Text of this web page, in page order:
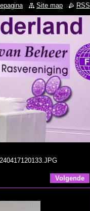
Volgende
Site map RSS